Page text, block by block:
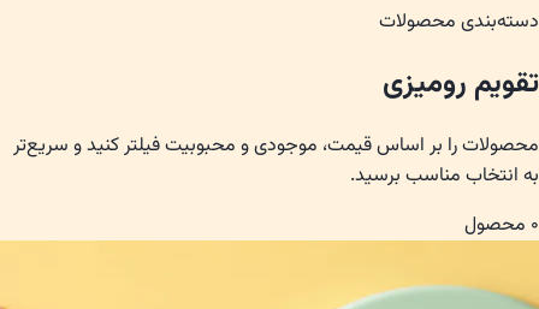
دسته‌بندی محصولات
تقویم رومیزی
محصولات را بر اساس قیمت، موجودی و محبوبیت فیلتر کنید و سریع‌تر
به انتخاب مناسب برسید.
۰ محصول